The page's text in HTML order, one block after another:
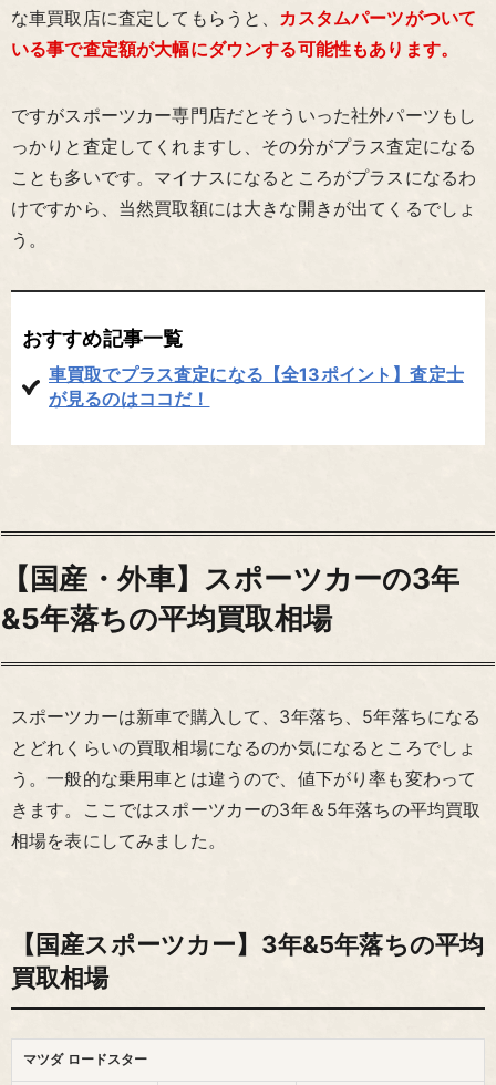
な車買取店に査定してもらうと、 カスタムパーツがついて
いる事で査定額が大幅にダウンする可能性もあります。
ですがスポーツカー専門店だとそういった社外パーツもし
っかりと査定してくれますし、その分がプラス査定になる
ことも多いです。マイナスになるところがプラスになるわ
けですから、当然買取額には大きな開きが出てくるでしょ
う。
おすすめ記事一覧
車買取でプラス査定になる【全13ポイント】査定士
が見るのはココだ！
【国産・外車】スポーツカーの3年
&5年落ちの平均買取相場
スポーツカーは新車で購入して、3年落ち、5年落ちになる
とどれくらいの買取相場になるのか気になるところでしょ
う。一般的な乗用車とは違うので、値下がり率も変わって
きます。ここではスポーツカーの3年＆5年落ちの平均買取
相場を表にしてみました。
【国産スポーツカー】3年&5年落ちの平均
買取相場
マツダ ロードスター